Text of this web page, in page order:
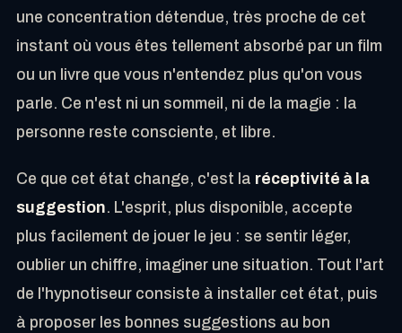
une concentration détendue, très proche de cet
instant où vous êtes tellement absorbé par un film
ou un livre que vous n'entendez plus qu'on vous
parle. Ce n'est ni un sommeil, ni de la magie : la
personne reste consciente, et libre.
Ce que cet état change, c'est la réceptivité à la
suggestion. L'esprit, plus disponible, accepte
plus facilement de jouer le jeu : se sentir léger,
oublier un chiffre, imaginer une situation. Tout l'art
de l'hypnotiseur consiste à installer cet état, puis
à proposer les bonnes suggestions au bon